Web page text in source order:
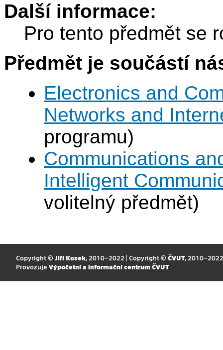
Další informace:
Pro tento předmět se
Předmět je součástí
Electronics and
Networks and
programu)
Communications
Intelligent
volitelný předmět)
Copyright © Jiří Kosek, 2010–2022 | Copyright © ČVUT, 2010–2022
Provozuje Výpočetní a informační centrum ČVUT